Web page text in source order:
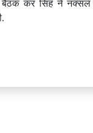
बैठक कर सिंह ने